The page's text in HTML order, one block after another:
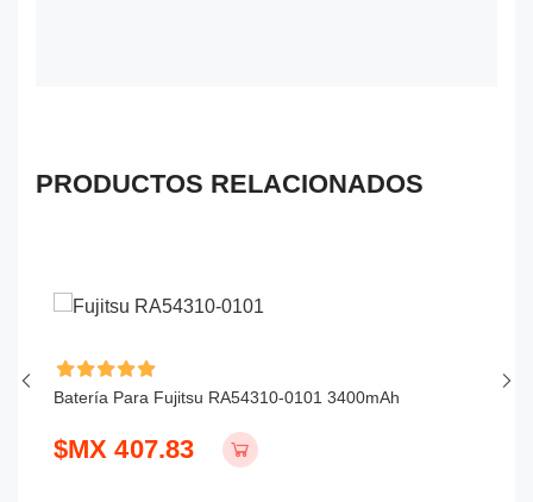
PRODUCTOS RELACIONADOS
Batería Para Fujitsu RA54310-0101 3400mAh
$MX 407.83